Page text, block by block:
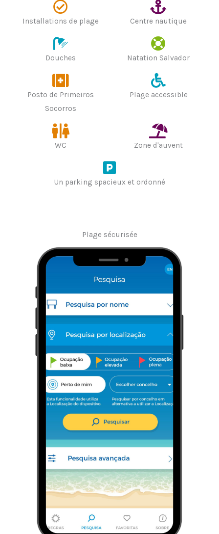
Installations de plage Centre nautique
Douches Natation Salvador
Posto de Primeiros
Socorros
Plage accessible
WC Zone d'auvent
Un parking spacieux et ordonné
Plage sécurisée